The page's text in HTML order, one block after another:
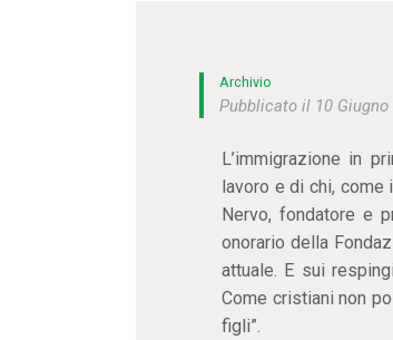
Archivio
Pubblicato il 10 Giugno
L’immigrazione in
lavoro e di chi, come
Nervo, fondatore e
onorario della
attuale. E sui
Come cristiani non
figli”.